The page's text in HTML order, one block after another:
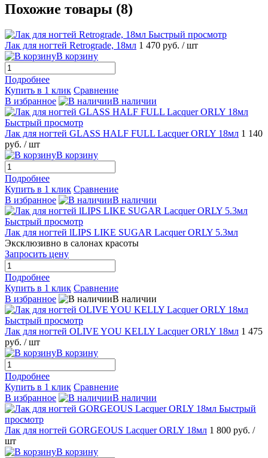
Похожие товары (8)
Быстрый просмотр
Лак для ногтей Retrograde, 18мл 1 470 руб. / шт
В корзину
Подробнее
Купить в 1 клик Сравнение
В избранное
В наличии
Быстрый просмотр
Лак для ногтей GLASS HALF FULL Lacquer ORLY 18мл 1 140
руб. / шт
В корзину
Подробнее
Купить в 1 клик Сравнение
В избранное
В наличии
Быстрый просмотр
Лак для ногтей lLIPS LIKE SUGAR Lacquer ORLY 5.3мл
Эксклюзивно в салонах красоты
Запросить цену
Подробнее
Купить в 1 клик Сравнение
В избранное
В наличии
Быстрый просмотр
Лак для ногтей OLIVE YOU KELLY Lacquer ORLY 18мл 1 475
руб. / шт
В корзину
Подробнее
Купить в 1 клик Сравнение
В избранное
В наличии
Быстрый
просмотр
Лак для ногтей GORGEOUS Lacquer ORLY 18мл 1 800 руб. /
шт
В корзину